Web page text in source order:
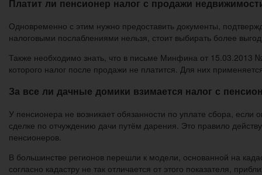
Платит ли пенсионер налог с продажи
Одновременно с этим нужно предоставить документы,
налоговыми послаблениями нельзя, стоит выбирать более
Также необходимо знать, что в письме Минфина от 15.03.2013
которого налог после продажи не платится. Для них
За все ли дачные домики взимается налог с
У пенсионера не возникает обязанности по уплате сбора,
сделке по отчуждению дачи путём дарения. Это правило
пенсионеров.
В большинстве регионов перешли к модели, основанной на
согласно кадастру не так отличается от этого показателя,